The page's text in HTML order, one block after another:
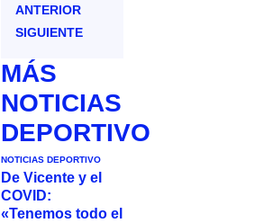
ANTERIOR
SIGUIENTE
MÁS
NOTICIAS
DEPORTIVO
NOTICIAS DEPORTIVO
De Vicente y el
COVID:
«Tenemos todo el